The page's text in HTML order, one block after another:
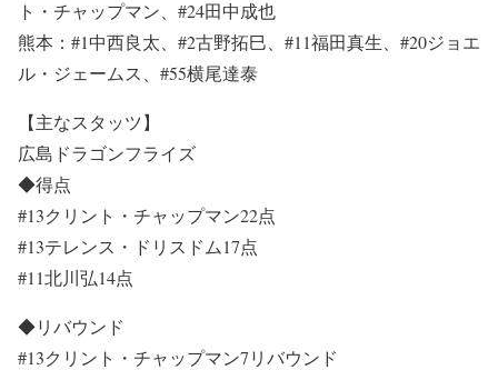
ト・チャップマン、#24田中成也
熊本：#1中西良太、#2古野拓巳、#11福田真生、#20ジョエ
ル・ジェームス、#55横尾達泰
【主なスタッツ】
広島ドラゴンフライズ
◆得点
#13クリント・チャップマン22点
#13テレンス・ドリスドム17点
#11北川弘14点
◆リバウンド
#13クリント・チャップマン7リバウンド